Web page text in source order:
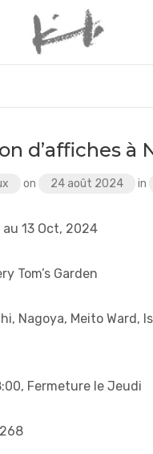
d’affiches à
on 24 août 2024 in
au 13 Oct, 2024
Tom’s Garden
Nagoya, Meito Ward,
Fermeture le Jeudi